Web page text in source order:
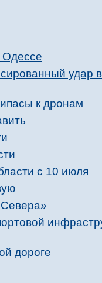
удар
к дронам
с 10 июля
дороге